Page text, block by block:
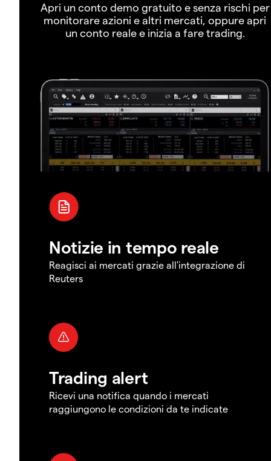
Apri un conto demo gratuito e senza rischi per
monitorare azioni e altri mercati, oppure apri
un conto reale e inizia a fare trading.
Notizie in tempo reale
Reagisci ai mercati grazie all'integrazione di
Reuters
Trading alert
Ricevi una notifica quando i mercati
raggiungono le condizioni da te indicate